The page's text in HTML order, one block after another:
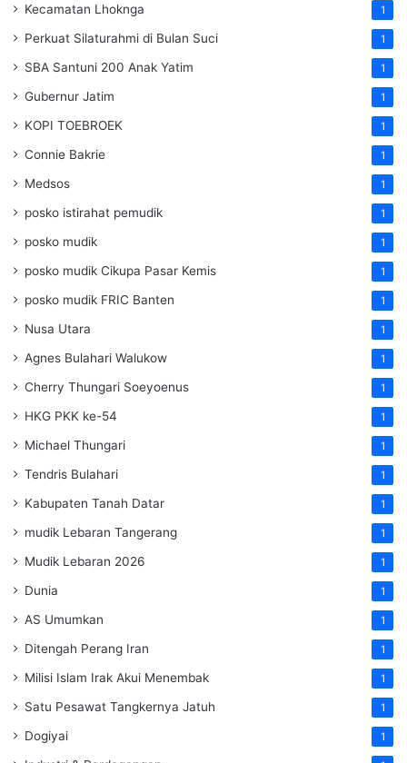
Kecamatan Lhoknga 1
Perkuat Silaturahmi di Bulan Suci 1
SBA Santuni 200 Anak Yatim 1
Gubernur Jatim 1
KOPI TOEBROEK 1
Connie Bakrie 1
Medsos 1
posko istirahat pemudik 1
posko mudik 1
posko mudik Cikupa Pasar Kemis 1
posko mudik FRIC Banten 1
Nusa Utara 1
Agnes Bulahari Walukow 1
Cherry Thungari Soeyoenus 1
HKG PKK ke-54 1
Michael Thungari 1
Tendris Bulahari 1
Kabupaten Tanah Datar 1
mudik Lebaran Tangerang 1
Mudik Lebaran 2026 1
Dunia 1
AS Umumkan 1
Ditengah Perang Iran 1
Milisi Islam Irak Akui Menembak 1
Satu Pesawat Tangkernya Jatuh 1
Dogiyai 1